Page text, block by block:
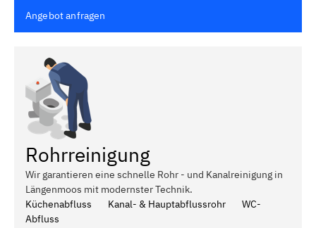
Angebot anfragen
Rohrreinigung
Wir garantieren eine schnelle Rohr - und Kanalreinigung in
Längenmoos mit modernster Technik.
Küchenabfluss
Kanal- & Hauptabflussrohr
WC-
Abfluss